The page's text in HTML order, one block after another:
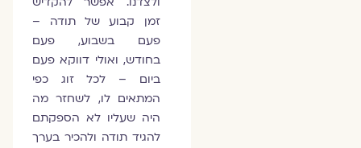
זמן קבוע של תודה –
פעם בשבוע, פעם
בחודש, ואולי דווקא פעם
ביום – לכל זוג כפי
המתאים לו, לשחזר מה
היה שעליו לא הספקתם
להגיד תודה ולהכיר בערך